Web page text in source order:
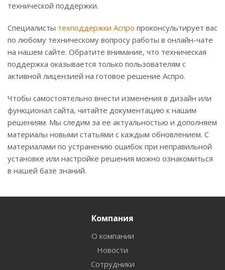
технической поддержки.
Специалисты техподдержки Аспро проконсультирует вас
по любому техническому вопросу работы в онлайн-чате
на нашем сайте. Обратите внимание, что техническая
поддержка оказывается только пользователям с
активной лицензией на готовое решение Аспро.
Чтобы самостоятельно внести изменения в дизайн или
функционал сайта, читайте документацию к нашим
решениям. Мы следим за ее актуальностью и дополняем
материалы новыми статьями с каждым обновлением. С
материалами по устранению ошибок при неправильной
установке или настройке решения можно ознакомиться
в нашей базе знаний.
Компания
О компании
Новости
Сотрудники